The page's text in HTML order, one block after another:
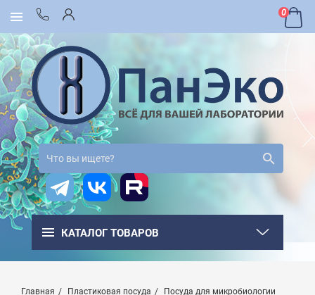
0
КАТАЛОГ ТОВАРОВ
Главная Пластиковая посуда
Посуда для микробиологии